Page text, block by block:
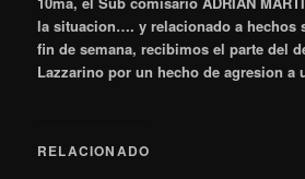
la situacion…. y relacionado a hechos
fin de semana, recibimos el parte del
Lazzarino por un hecho de agresion
RELACIONADO